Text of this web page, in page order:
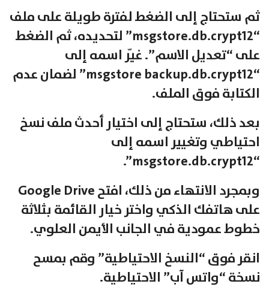
ثم ستحتاج إلى الضغط لفترة طويلة على ملف
“msgstore.db.crypt12” لتحديده، ثم الضغط
على “تعديل الاسم”. غيّر اسمه إلى
“msgstore backup.db.crypt12” لضمان عدم
الكتابة فوق الملف.
بعد ذلك، ستحتاج إلى اختيار أحدث ملف نسخ
احتياطي وتغيير اسمه إلى
“msgstore.db.crypt12”.
وبمجرد الانتهاء من ذلك، افتح Google Drive
على هاتفك الذكي واختر خيار القائمة بثلاثة
خطوط عمودية في الجانب الأيمن العلوي.
انقر فوق “النسخ الاحتياطية” وقم بمسح
نسخة “واتس آب” الاحتياطية.